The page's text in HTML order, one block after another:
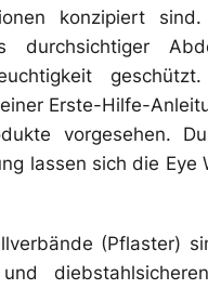
konzipiert
durchsichtiger
Erste-Hilfe-
vorgesehen.
lassen sich die Eye
(Pflaster)
und